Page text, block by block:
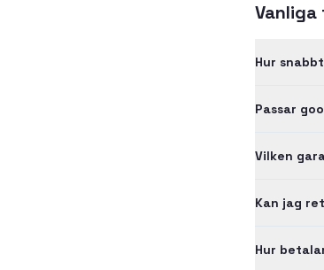
Hur
Passar
Vilken
Kan jag
Hur